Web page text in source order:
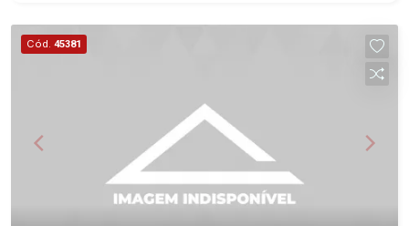
imobiliário desde 2000. Especialistas em Venda,
Locação e Lançamentos! Avenida João Fiúsa,
Cód. 45381